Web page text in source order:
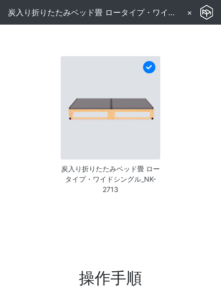
炭入り折りたたみベッド畳 ロータイプ・ワイドシングル_NK-2713 ×
炭入り折りたたみベッド畳 ロー
タイプ・ワイドシングル_NK-
2713
操作手順